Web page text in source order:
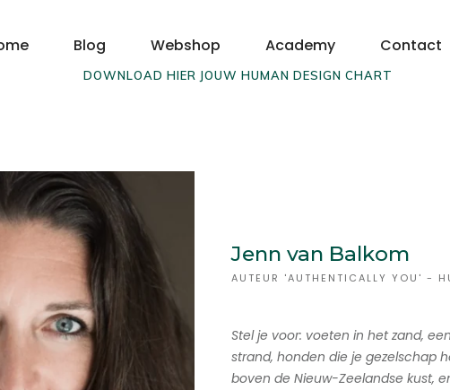
Blog Webshop Academy Contact
DOWNLOAD HIER JOUW HUMAN DESIGN CHART
Jenn van Balkom
AUTEUR 'AUTHENTICALLY YOU' -
Stel je voor: voeten in het zand,
strand, honden die je gezelschap
boven de Nieuw-Zeelandse kust,